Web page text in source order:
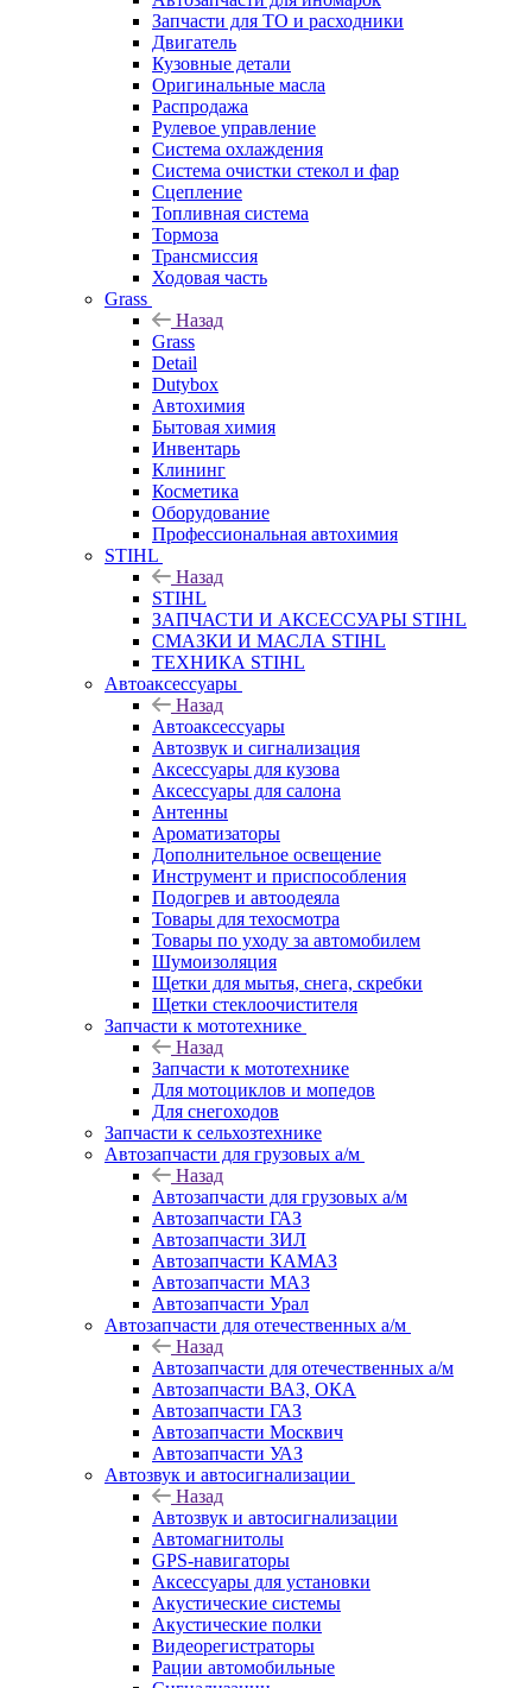
Запчасти для ТО и расходники
Двигатель
Кузовные детали
Оригинальные масла
Распродажа
Рулевое управление
Система охлаждения
Система очистки стекол и фар
Сцепление
Топливная система
Тормоза
Трансмиссия
Ходовая часть
Grass
Назад
Grass
Detail
Dutybox
Автохимия
Бытовая химия
Инвентарь
Клининг
Косметика
Оборудование
Профессиональная автохимия
STIHL
Назад
STIHL
ЗАПЧАСТИ И АКСЕССУАРЫ STIHL
СМАЗКИ И МАСЛА STIHL
ТЕХНИКА STIHL
Автоаксессуары
Назад
Автоаксессуары
Автозвук и сигнализация
Аксессуары для кузова
Аксессуары для салона
Антенны
Ароматизаторы
Дополнительное освещение
Инструмент и приспособления
Подогрев и автоодеяла
Товары для техосмотра
Товары по уходу за автомобилем
Шумоизоляция
Щетки для мытья, снега, скребки
Щетки стеклоочистителя
Запчасти к мототехнике
Назад
Запчасти к мототехнике
Для мотоциклов и мопедов
Для снегоходов
Запчасти к сельхозтехнике
Автозапчасти для грузовых а/м
Назад
Автозапчасти для грузовых а/м
Автозапчасти ГАЗ
Автозапчасти ЗИЛ
Автозапчасти КАМАЗ
Автозапчасти МАЗ
Автозапчасти Урал
Автозапчасти для отечественных а/м
Назад
Автозапчасти для отечественных а/м
Автозапчасти ВАЗ, ОКА
Автозапчасти ГАЗ
Автозапчасти Москвич
Автозапчасти УАЗ
Автозвук и автосигнализации
Назад
Автозвук и автосигнализации
Автомагнитолы
GPS-навигаторы
Аксессуары для установки
Акустические системы
Акустические полки
Видеорегистраторы
Рации автомобильные